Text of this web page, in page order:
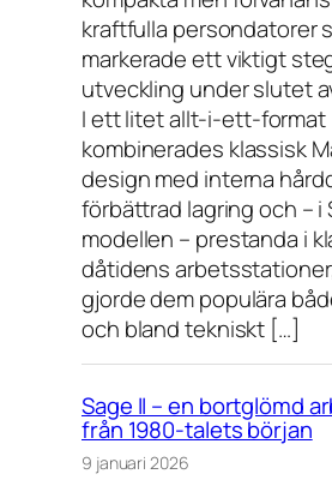
kraftfulla persondatorer
markerade ett viktigt
utveckling under slutet
I ett litet allt-i-ett-format
kombinerades klassisk
design med interna
förbättrad lagring och – i
modellen – prestanda i
dåtidens
gjorde dem populära
och bland tekniskt […]
Sage II – en bortglömd
från 1980-talets början
9 januari 2026